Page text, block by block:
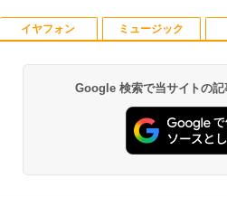
1
はなコミ！
￥1,760
イヤフォン
Anker
￥7,990
ミュージック
BRUCE
[Explicit]
￥250
【
ET ラベルレス
￥1,112
薬屋のひとりご
ンガンコミック
￥770
Google 検索で当サイトの